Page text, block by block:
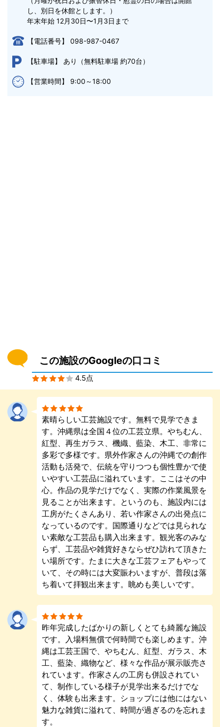
し、別日を休館とします。）
年末年始 12月30日〜1月3日まで
【電話番号】 098-987-0467
【駐車場】 あり（無料駐車場 約70台）
【営業時間】 9:00～18:00
この施設のGoogleの口コミ
4.5点
素晴らしい工芸施設です。無料で見学できま
す。沖縄県は全国４位の工芸立県。やちむん、
紅型、再生ガラス、機織、藍染、木工、非常に
多彩で多様です。県外作家さんの沖縄での創作
活動も活発で、伝統を守りつつも個性豊かで使
いやすい工芸品に溢れています。ここはその中
心。作品の見学だけでなく、実際の作業風景を
見ることが出来ます。というのも、施設内には
工房がたくさんあり、若い作家さんの出発点に
なっているのです。国際通りなどでは見られな
い素敵な工芸品も購入出来ます。観光客のみな
らず、工芸品や雑貨好きならぜひ訪れて頂きた
い場所です。たまに大きな工芸フェアもやって
いて、その時には大変賑わいますが、普段は落
ち着いて拝観出来ます。眺めも美しいです。
昨年完成したばかりの新しくとても綺麗な施設
です。入場料無償で何時間でも楽しめます。沖
縄は工芸王国で、やちむん、紅型、ガラス、木
工、藍染、織物など、様々な作品が展示販売さ
れています。作家さんの工房も併設されてい
て、制作している様子が見学出来るだけでな
く、体験も出来ます。ショップには他にはない
魅力な雑貨に溢れて、時間が過ぎるのを忘れま
す。